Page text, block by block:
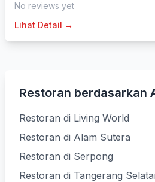
No reviews yet
Lihat Detail →
Restoran berdasarkan
Restoran di Living World
Restoran di Alam Sutera
Restoran di Serpong
Restoran di Tangerang